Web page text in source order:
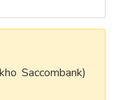
Saccombank)